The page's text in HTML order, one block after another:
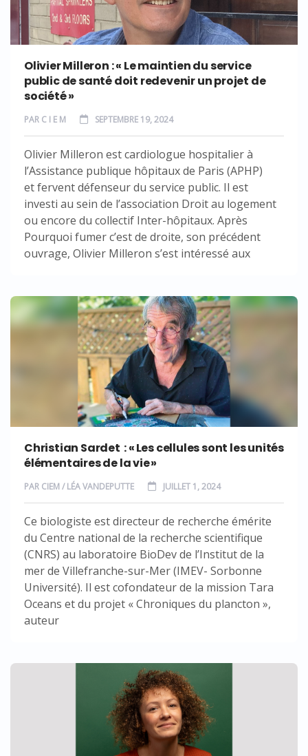
Olivier Milleron : « Le maintien du service
public de santé doit redevenir un projet de
société »
PAR C I E M SEPTEMBRE 19, 2024
Olivier Milleron est cardiologue hospitalier à
l’Assistance publique hôpitaux de Paris (APHP)
et fervent défenseur du service public. Il est
investi au sein de l’association Droit au logement
ou encore du collectif Inter-hôpitaux. Après
Pourquoi fumer c’est de droite, son précédent
ouvrage, Olivier Milleron s’est intéressé aux
Christian Sardet : « Les cellules sont les unités
élémentaires de la vie »
PAR CIEM / LÉA VANDEPUTTE JUILLET 1, 2024
Ce biologiste est directeur de recherche émérite
du Centre national de la recherche scientifique
(CNRS) au laboratoire BioDev de l’Institut de la
mer de Villefranche-sur-Mer (IMEV- Sorbonne
Université). Il est cofondateur de la mission Tara
Oceans et du projet « Chroniques du plancton »,
auteur